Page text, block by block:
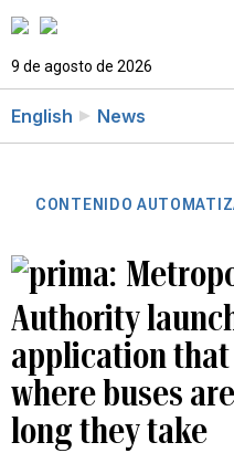
9 de agosto de 2026
English News
CONTENIDO
Authority
application
where buses
long they take